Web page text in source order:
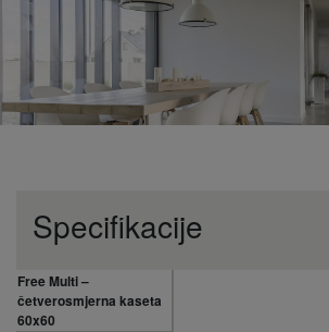
Specifikacije
Free Multi –
četverosmjerna kaseta
60x60